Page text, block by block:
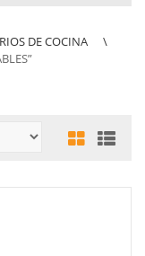
DE COCINA